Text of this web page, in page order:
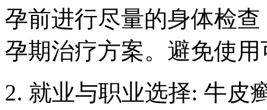
孕前进行尽量的身体检
孕期治疗方案。避免使
2. 就业与职业选择: 牛皮